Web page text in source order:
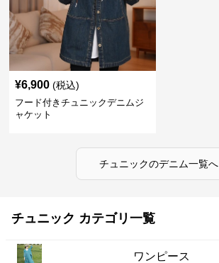
¥6,900 (税込)
フード付きチュニックデニムジ
ャケット
チュニックのデニム一覧へ
チュニック カテゴリ一覧
ワンピース